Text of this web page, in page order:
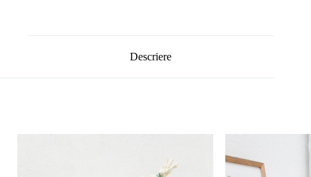
Descriere